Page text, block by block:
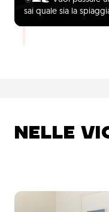
sai quale sia la
NELLE